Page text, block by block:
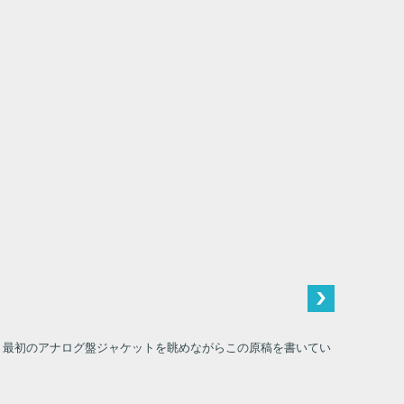
初のアナログ盤ジャケットを眺めながらこの原稿を書いてい